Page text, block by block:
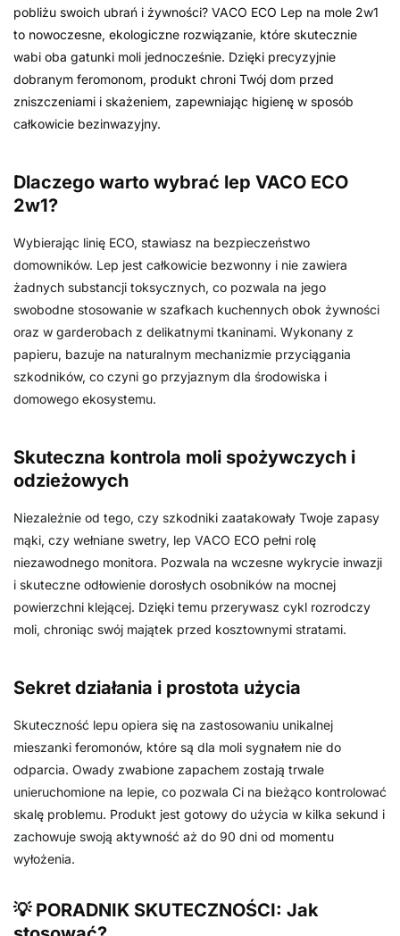
pobliżu swoich ubrań i żywności? VACO ECO Lep na mole 2w1
to nowoczesne, ekologiczne rozwiązanie, które skutecznie
wabi oba gatunki moli jednocześnie. Dzięki precyzyjnie
dobranym feromonom, produkt chroni Twój dom przed
zniszczeniami i skażeniem, zapewniając higienę w sposób
całkowicie bezinwazyjny.
Dlaczego warto wybrać lep VACO ECO
2w1?
Wybierając linię ECO, stawiasz na bezpieczeństwo
domowników. Lep jest całkowicie bezwonny i nie zawiera
żadnych substancji toksycznych, co pozwala na jego
swobodne stosowanie w szafkach kuchennych obok żywności
oraz w garderobach z delikatnymi tkaninami. Wykonany z
papieru, bazuje na naturalnym mechanizmie przyciągania
szkodników, co czyni go przyjaznym dla środowiska i
domowego ekosystemu.
Skuteczna kontrola moli spożywczych i
odzieżowych
Niezależnie od tego, czy szkodniki zaatakowały Twoje zapasy
mąki, czy wełniane swetry, lep VACO ECO pełni rolę
niezawodnego monitora. Pozwala na wczesne wykrycie inwazji
i skuteczne odłowienie dorosłych osobników na mocnej
powierzchni klejącej. Dzięki temu przerywasz cykl rozrodczy
moli, chroniąc swój majątek przed kosztownymi stratami.
Sekret działania i prostota użycia
Skuteczność lepu opiera się na zastosowaniu unikalnej
mieszanki feromonów, które są dla moli sygnałem nie do
odparcia. Owady zwabione zapachem zostają trwale
unieruchomione na lepie, co pozwala Ci na bieżąco kontrolować
skalę problemu. Produkt jest gotowy do użycia w kilka sekund i
zachowuje swoją aktywność aż do 90 dni od momentu
wyłożenia.
💡 PORADNIK SKUTECZNOŚCI: Jak